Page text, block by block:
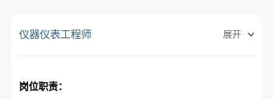
仪器仪表工程师 展开
岗位职责：